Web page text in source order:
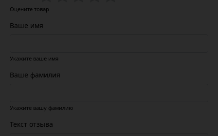
Оцените товар
Ваше имя
Укажите ваше имя
Ваше фамилия
Укажите вашу фамилию
Текст отзыва